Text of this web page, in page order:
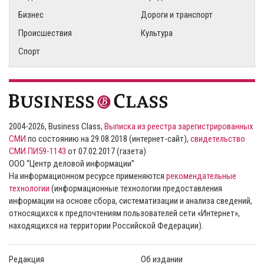
Бизнес
Дороги и транспорт
Происшествия
Культура
Спорт
2004-2026, Business Class, Выписка из реестра зарегистрированных
СМИ по состоянию на 29.08.2018 (интернет-сайт), свидетельство
СМИ ПИ59-1143 от 07.02.2017 (газета)
ООО “Центр деловой информации”
На информационном ресурсе применяются рекомендательные
технологии (информационные технологии предоставления
информации на основе сбора, систематизации и анализа сведений,
относящихся к предпочтениям пользователей сети «Интернет»,
находящихся на территории Российской Федерации).
Редакция Об издании